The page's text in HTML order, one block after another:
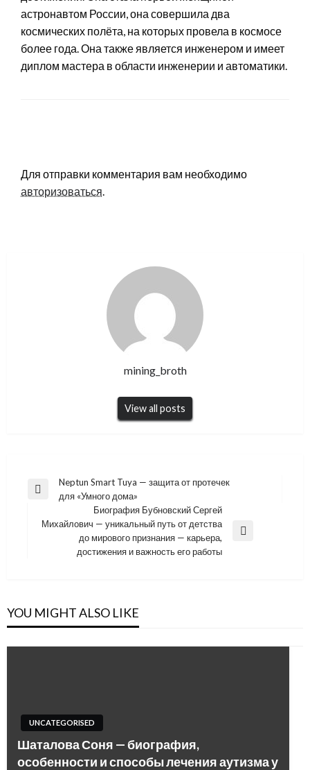
астронавтом России, она совершила два
космических полёта, на которых провела в космосе
более года. Она также является инженером и имеет
диплом мастера в области инженерии и автоматики.
Для отправки комментария вам необходимо
авторизоваться.
mining_broth
View all posts
Навигация
записям
Previous
Neptun Smart Tuya — защита от протечек
для «Умного дома»
Биография Бубновский Сергей
Михайлович — уникальный путь от детства
до мирового признания — карьера,
достижения и важность его работы
YOU MIGHT ALSO LIKE
UNCATEGORISED
Шаталова Соня — биография,
особенности и способы лечения аутизма у